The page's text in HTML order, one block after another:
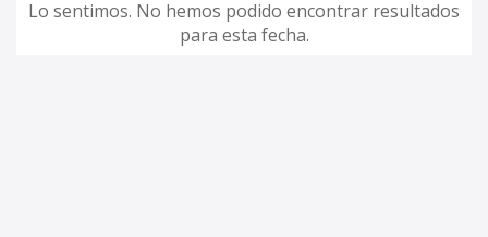
Lo sentimos. No hemos podido encontrar resultados
para esta fecha.